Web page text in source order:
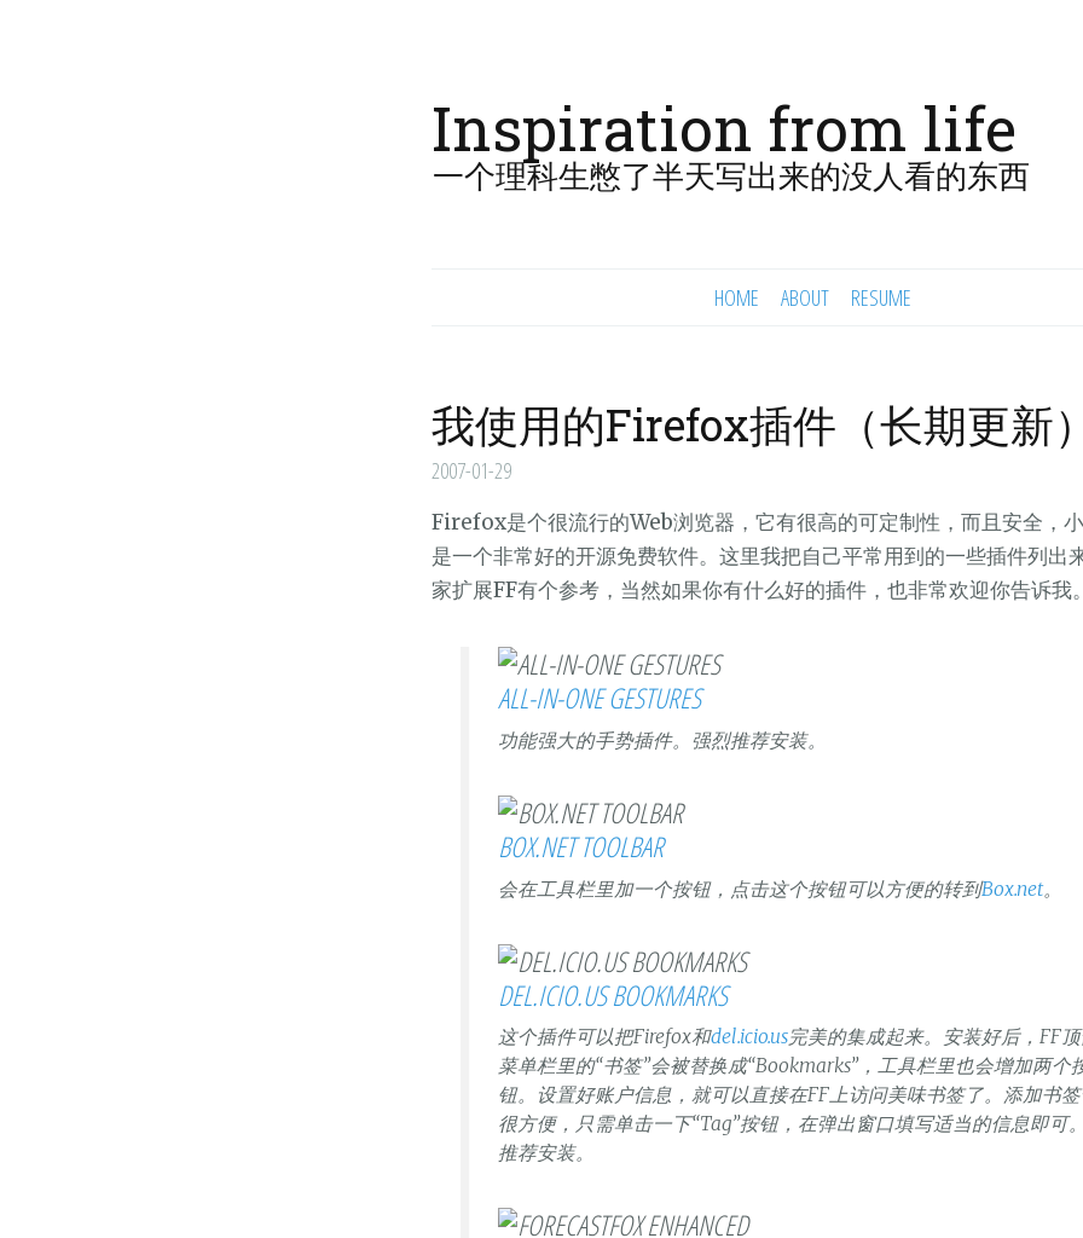
Inspiration from life
一个理科生憋了半天写出来的没人看的东西
HOME ABOUT RESUME
我使用的Firefox插件（长期更新）
2007-01-29
Firefox是个很流行的Web浏览器，它有很高的可定制性，而且安全，小
是一个非常好的开源免费软件。这里我把自己平常用到的一些插件列出
家扩展FF有个参考，当然如果你有什么好的插件，也非常欢迎你告诉我。
ALL-IN-ONE GESTURES
功能强大的手势插件。强烈推荐安装。
BOX.NET TOOLBAR
会在工具栏里加一个按钮，点击这个按钮可以方便的转到Box.net。
DEL.ICIO.US BOOKMARKS
这个插件可以把Firefox和del.icio.us完美的集成起来。安装好后，FF
菜单栏里的“书签”会被替换成“Bookmarks”，工具栏里也会增加两个
钮。设置好账户信息，就可以直接在FF上访问美味书签了。添加书
很方便，只需单击一下“Tag”按钮，在弹出窗口填写适当的信息即可。
推荐安装。